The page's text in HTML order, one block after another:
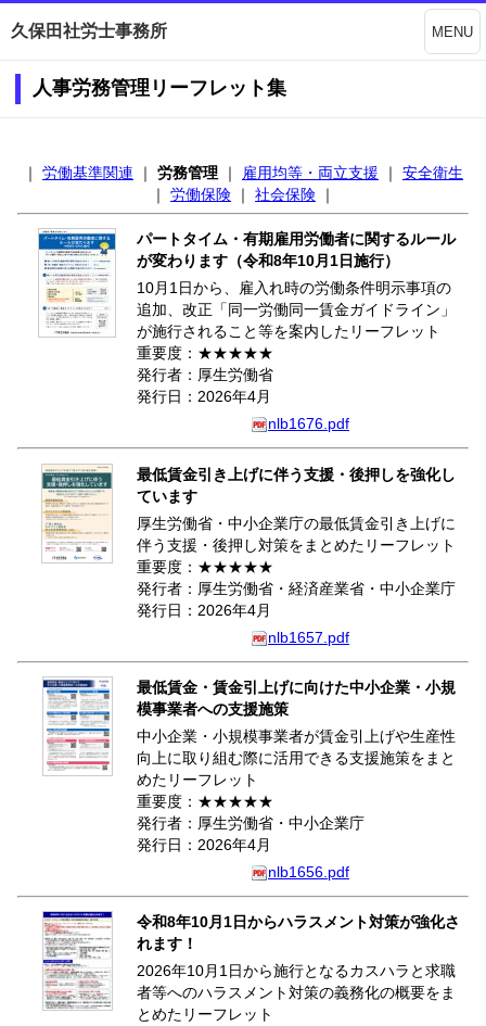
久保田社労士事務所 MENU
人事労務管理リーフレット集
｜ 労働基準関連 ｜ 労務管理 ｜ 雇用均等・両立支援 ｜ 安全衛生
｜ 労働保険 ｜ 社会保険 ｜
パートタイム・有期雇用労働者に関するルール
が変わります（令和8年10月1日施行）
10月1日から、雇入れ時の労働条件明示事項の
追加、改正「同一労働同一賃金ガイドライン」
が施行されること等を案内したリーフレット
重要度：★★★★★
発行者：厚生労働省
発行日：2026年4月
nlb1676.pdf
最低賃金引き上げに伴う支援・後押しを強化し
ています
厚生労働省・中小企業庁の最低賃金引き上げに
伴う支援・後押し対策をまとめたリーフレット
重要度：★★★★★
発行者：厚生労働省・経済産業省・中小企業庁
発行日：2026年4月
nlb1657.pdf
最低賃金・賃金引上げに向けた中小企業・小規
模事業者への支援施策
中小企業・小規模事業者が賃金引上げや生産性
向上に取り組む際に活用できる支援施策をまと
めたリーフレット
重要度：★★★★★
発行者：厚生労働省・中小企業庁
発行日：2026年4月
nlb1656.pdf
令和8年10月1日からハラスメント対策が強化さ
れます！
2026年10月1日から施行となるカスハラと求職
者等へのハラスメント対策の義務化の概要をま
とめたリーフレット